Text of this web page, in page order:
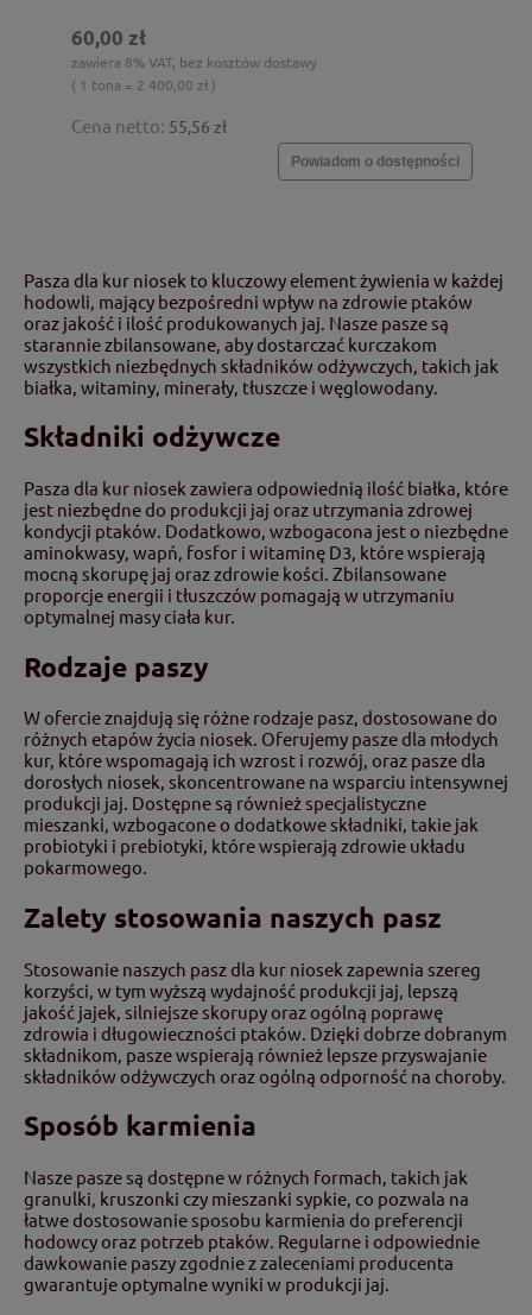
60,00 zł
zawiera 8% VAT, bez kosztów dostawy
( 1 tona = 2 400,00 zł )
Cena netto: 55,56 zł
Powiadom o dostępności
Pasza dla kur niosek to kluczowy element żywienia w każdej
hodowli, mający bezpośredni wpływ na zdrowie ptaków
oraz jakość i ilość produkowanych jaj. Nasze pasze są
starannie zbilansowane, aby dostarczać kurczakom
wszystkich niezbędnych składników odżywczych, takich jak
białka, witaminy, minerały, tłuszcze i węglowodany.
Składniki odżywcze
Pasza dla kur niosek zawiera odpowiednią ilość białka, które
jest niezbędne do produkcji jaj oraz utrzymania zdrowej
kondycji ptaków. Dodatkowo, wzbogacona jest o niezbędne
aminokwasy, wapń, fosfor i witaminę D3, które wspierają
mocną skorupę jaj oraz zdrowie kości. Zbilansowane
proporcje energii i tłuszczów pomagają w utrzymaniu
optymalnej masy ciała kur.
Rodzaje paszy
W ofercie znajdują się różne rodzaje pasz, dostosowane do
różnych etapów życia niosek. Oferujemy pasze dla młodych
kur, które wspomagają ich wzrost i rozwój, oraz pasze dla
dorosłych niosek, skoncentrowane na wsparciu intensywnej
produkcji jaj. Dostępne są również specjalistyczne
mieszanki, wzbogacone o dodatkowe składniki, takie jak
probiotyki i prebiotyki, które wspierają zdrowie układu
pokarmowego.
Zalety stosowania naszych pasz
Stosowanie naszych pasz dla kur niosek zapewnia szereg
korzyści, w tym wyższą wydajność produkcji jaj, lepszą
jakość jajek, silniejsze skorupy oraz ogólną poprawę
zdrowia i długowieczności ptaków. Dzięki dobrze dobranym
składnikom, pasze wspierają również lepsze przyswajanie
składników odżywczych oraz ogólną odporność na choroby.
Sposób karmienia
Nasze pasze są dostępne w różnych formach, takich jak
granulki, kruszonki czy mieszanki sypkie, co pozwala na
łatwe dostosowanie sposobu karmienia do preferencji
hodowcy oraz potrzeb ptaków. Regularne i odpowiednie
dawkowanie paszy zgodnie z zaleceniami producenta
gwarantuje optymalne wyniki w produkcji jaj.